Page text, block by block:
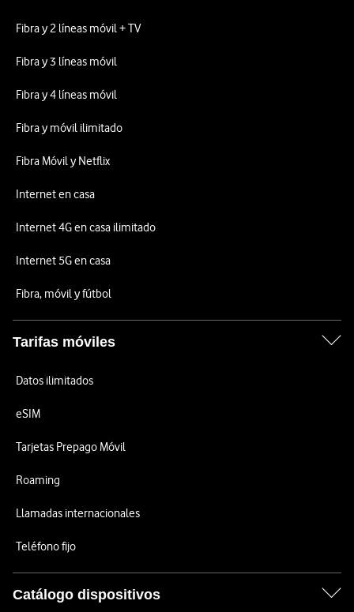
Fibra y 2 líneas móvil + TV
Fibra y 3 líneas móvil
Fibra y 4 líneas móvil
Fibra y móvil ilimitado
Fibra Móvil y Netflix
Internet en casa
Internet 4G en casa ilimitado
Internet 5G en casa
Fibra, móvil y fútbol
Tarifas móviles
Datos ilimitados
eSIM
Tarjetas Prepago Móvil
Roaming
Llamadas internacionales
Teléfono fijo
Catálogo dispositivos